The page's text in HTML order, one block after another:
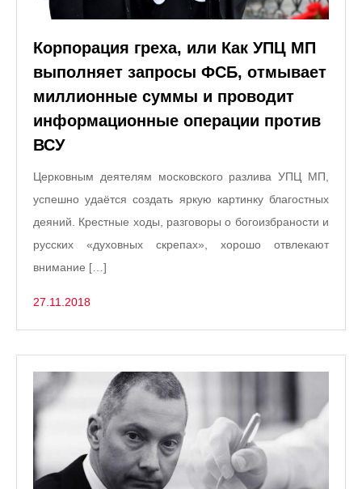
Корпорация греха, или Как УПЦ МП
выполняет запросы ФСБ, отмывает
миллионные суммы и проводит
информационные операции против
ВСУ
Церковным деятелям московского разлива УПЦ МП,
успешно удаётся создать яркую картинку благостных
деяний. Крестные ходы, разговоры о богоизбраности и
русских «духовных скрепах», хорошо отвлекают
внимание […]
27.11.2018